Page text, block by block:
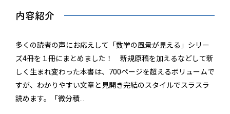
内容紹介
多くの読者の声にお応えして「数学の風景が見える」シリー
ズ4冊を１冊にまとめました！ 新規原稿を加えるなどして新
しく生まれ変わった本書は、700ページを超えるボリュームで
すが、わかりやすい文章と見開き完結のスタイルでスラスラ
読めます。「微分積